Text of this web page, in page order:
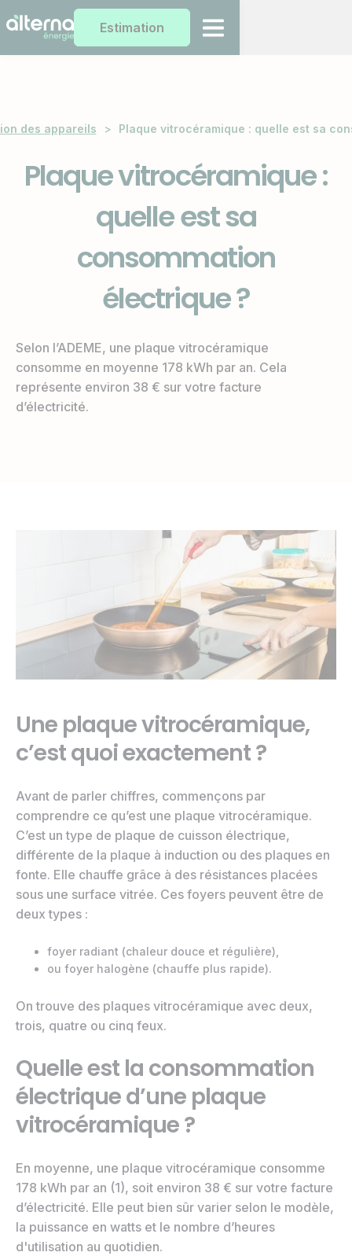
Estimation
des appareils > Plaque vitrocéramique : quelle est sa
Plaque vitrocéramique :
quelle est sa
consommation
électrique ?
Selon l’ADEME, une plaque vitrocéramique
consomme en moyenne 178 kWh par an. Cela
représente environ 38 € sur votre facture
d’électricité.
Une plaque vitrocéramique,
c’est quoi exactement ?
Avant de parler chiffres, commençons par
comprendre ce qu’est une plaque vitrocéramique.
C’est un type de plaque de cuisson électrique,
différente de la plaque à induction ou des plaques en
fonte. Elle chauffe grâce à des résistances placées
sous une surface vitrée. Ces foyers peuvent être de
deux types :
foyer radiant (chaleur douce et régulière),
ou foyer halogène (chauffe plus rapide).
On trouve des plaques vitrocéramique avec deux,
trois, quatre ou cinq feux.
Quelle est la consommation
électrique d’une plaque
vitrocéramique ?
En moyenne, une plaque vitrocéramique consomme
178 kWh par an (1), soit environ 38 € sur votre facture
d’électricité. Elle peut bien sûr varier selon le modèle,
la puissance en watts et le nombre d’heures
d'utilisation au quotidien.